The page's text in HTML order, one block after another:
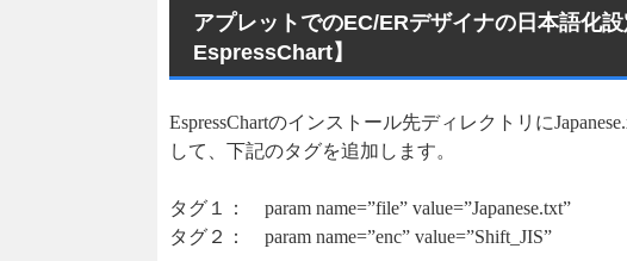
アプレットでのEC/ERデザイナの日本語化
EspressChart】
EspressChartのインストール先ディレクトリに
して、下記のタグを追加します。
タグ１： param name=”file” value=”Japanese.txt”
タグ２： param name=”enc” value=”Shift_JIS”